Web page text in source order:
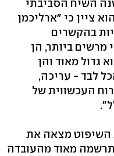
השיח הסביבתי
ציין כי "ארליכמן
בהקשרים
מרשים ביותר, הן
גדול מאוד והן
לבד - עריכה,
העכשווית של
השיפוט מצאה את
מאוד מהעובדה